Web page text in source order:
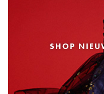
SHOP